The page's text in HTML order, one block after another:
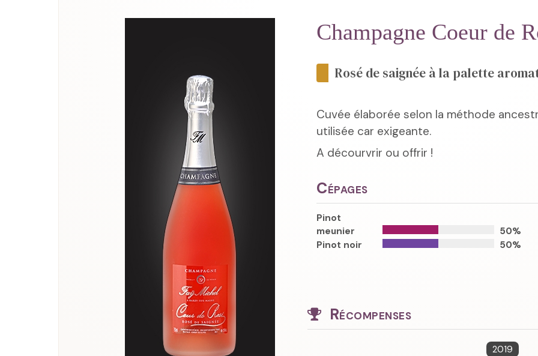
Champagne Coeur de
Rosé de saignée à la palette
Cuvée élaborée selon la méthode
utilisée car exigeante.
A décourvrir ou offrir !
Cépages
Pinot
meunier
50%
Pinot noir
50%
Récompenses
2019